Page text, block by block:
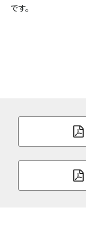
です。